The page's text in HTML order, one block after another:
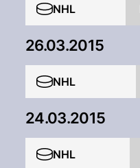
NHL
26.03.2015
NHL
24.03.2015
NHL